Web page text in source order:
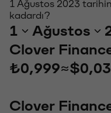
1 Ağustos 2023
kadardı?
1 Ağustos
Clover
₺0,999≈
Clover